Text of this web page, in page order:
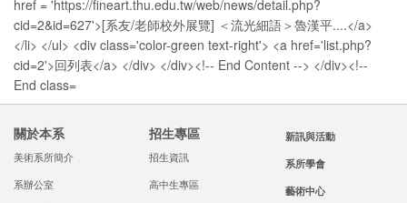
關於本系
美術系所簡介
系辦公室
招生專區
招生資訊
高中生專區
新訊與活動
系所學會
藝術中心